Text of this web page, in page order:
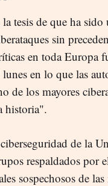
tesis de que ha sido
sin
en toda Europa
en lo que las
de los mayores
historia".
de la
respaldados por
sospechosos de